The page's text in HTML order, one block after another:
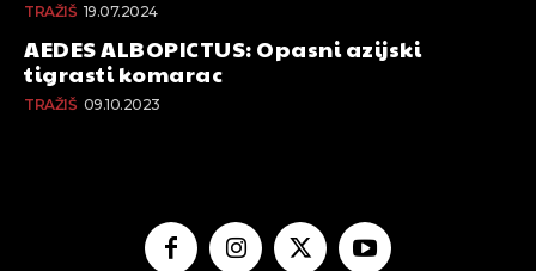
TRAŽIŠ 19.07.2024
AEDES ALBOPICTUS: Opasni azijski
tigrasti komarac
TRAŽIŠ 09.10.2023